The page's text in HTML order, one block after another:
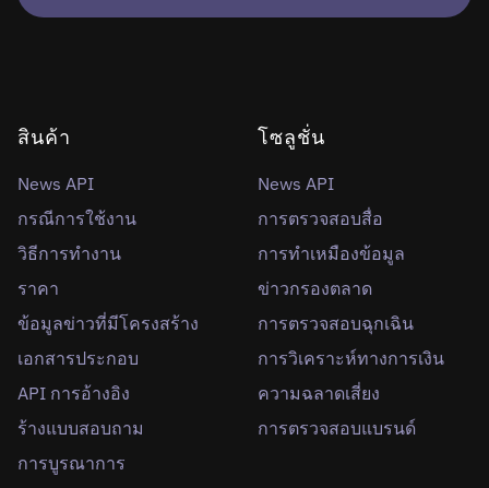
สินค้า
News API
กรณีการใช้งาน
วิธีการทำงาน
ราคา
ข้อมูลข่าวที่มีโครงสร้าง
เอกสารประกอบ
API การอ้างอิง
ร้างแบบสอบถาม
การบูรณาการ
โซลูชั่น
News API
การตรวจสอบสื่อ
การทำเหมืองข้อมูล
ข่าวกรองตลาด
การตรวจสอบฉุกเฉิน
การวิเคราะห์ทางการเงิน
ความฉลาดเสี่ยง
การตรวจสอบแบรนด์